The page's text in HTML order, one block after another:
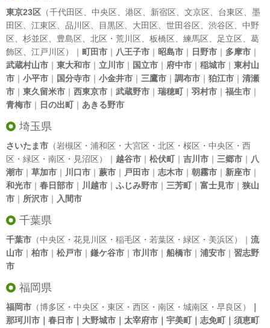
東京23区 （千代田区 中央区 港区 新宿区 文京区 台東区
墨
田区
江東区 品川区 目黒区 大田区 世田谷区 渋谷区
中野
区
杉並区 豊島区 北区 ・ 荒川区 板橋区 練馬区 足立区
葛
飾区
江戸川区）｜ 町田市 ｜ 八王子市 ｜ 昭島市 ｜ 日野市 ｜ 多摩市 ｜
武蔵村山市 ｜ 東大和市 ｜ 立川市 ｜ 国立市 ｜ 府中市 ｜ 稲城市 ｜ 東村山
市 ｜ 小平市 ｜ 国分寺市 ｜ 小金井市 ｜ 三鷹市 ｜ 調布市 ｜ 狛江市 ｜ 清瀬
市 ｜ 東久留米市 ｜ 西東京市 ｜ 武蔵野市 ｜ 瑞穂町｜ 羽村市 ｜ 福生市 ｜
青梅市 ｜ 日の出町｜ あきる野市
埼玉県
さいたま市 （岩槻区・浦和区・大宮区・北区・桜区・中央区・西
区・緑区・南区・見沼区）｜ 越谷市 ｜ 松伏町｜ 吉川市 ｜ 三郷市 ｜ 八
潮市 ｜ 草加市 ｜ 川口市 ｜ 蕨市 ｜ 戸田市 ｜ 志木市 ｜ 朝霧市 ｜ 新座市 ｜
和光市 ｜ 春日部市 ｜ 川越市 ｜ ふじみ野市 ｜ 三芳町｜ 富士見市 ｜ 狭山
市 ｜ 所沢市 ｜ 入間市
千葉県
千葉市 （中央区・花見川区・稲毛区・若葉区・緑区・美浜区）｜ 流
山市 ｜ 柏市 ｜ 松戸市 ｜ 鎌ケ谷市 ｜ 市川市 ｜ 船橋市 ｜ 浦安市 ｜ 習志野
市
福岡県
福岡市 （博多区・中央区・東区・西区・南区・城南区・早良区）
那珂川市｜春日市｜大野城市｜太宰府市｜宇美町｜志免町｜須恵町